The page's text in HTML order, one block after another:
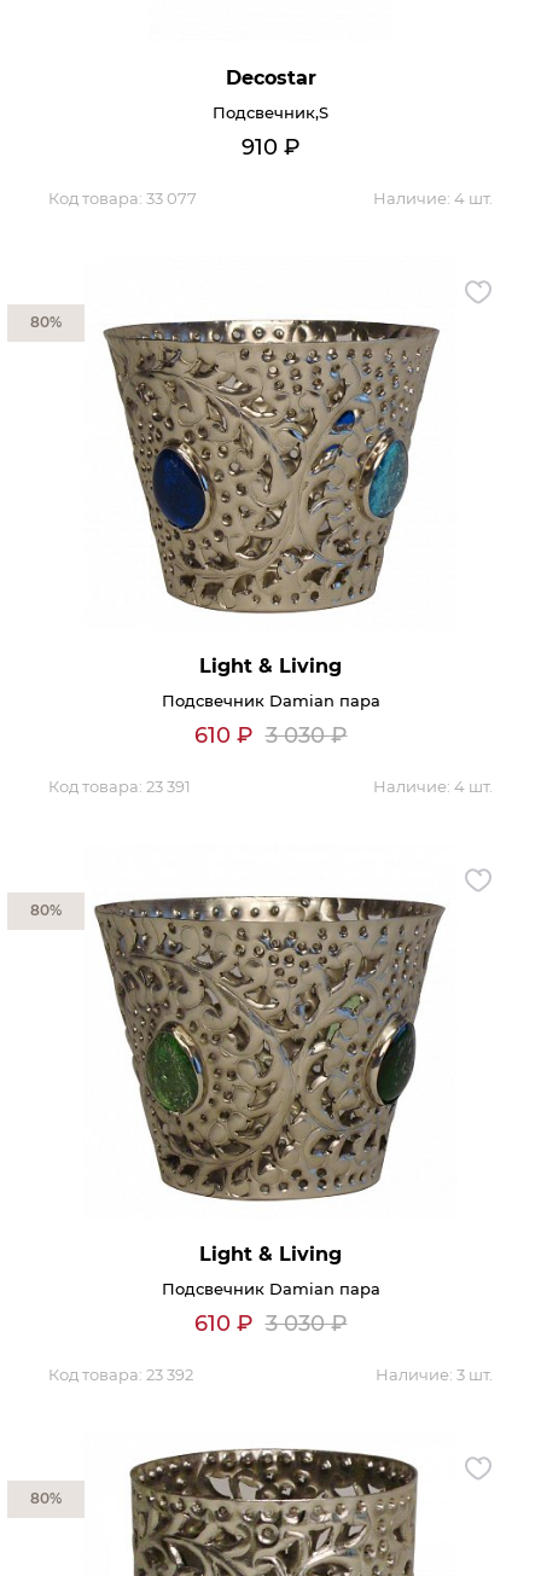
Decostar
Подсвечник,S
910 ₽
Код товара: 33 077 Наличие: 4 шт.
Light & Living
Подсвечник Damian пара
610 ₽ 3 030₽
Код товара: 23 391 Наличие: 4 шт.
80%
Light & Living
Подсвечник Damian пара
610 ₽ 3 030₽
Код товара: 23 392 Наличие: 3 шт.
80%
80%